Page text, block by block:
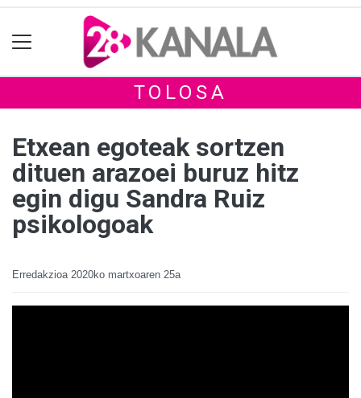
TOLOSA
Etxean egoteak sortzen
dituen arazoei buruz hitz
egin digu Sandra Ruiz
psikologoak
Erredakzioa 2020ko martxoaren 25a